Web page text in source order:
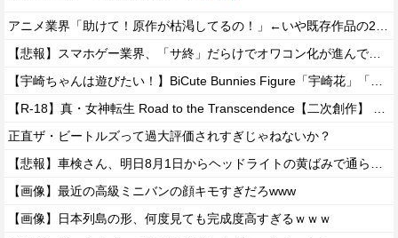
正直ザ・ビートルズって過大評価されすぎじゃねないか？
【画像】最近の高級ミニバンの顔キモすぎだろwww
【画像】日本列島の形、何度見ても完成度高すぎるｗｗｗ